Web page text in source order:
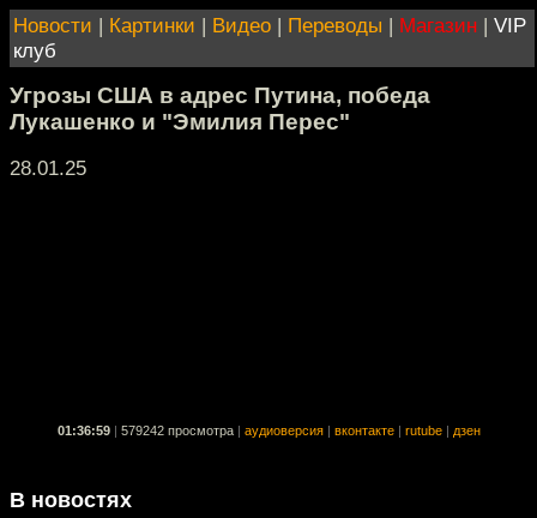
Новости | Картинки | Видео | Переводы | Магазин | VIP
клуб
Угрозы США в адрес Путина, победа
Лукашенко и "Эмилия Перес"
28.01.25
01:36:59 579242 просмотра аудиоверсия вконтакте rutube дзен
В новостях